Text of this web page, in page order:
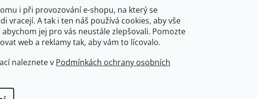
i při provozování e-shopu, na který se
vracejí. A tak i ten náš používá cookies, aby vše
jej pro vás neustále zlepšovali. Pomozte
web a reklamy tak, aby vám to lícovalo.
naleznete v Podmínkách ochrany osobních